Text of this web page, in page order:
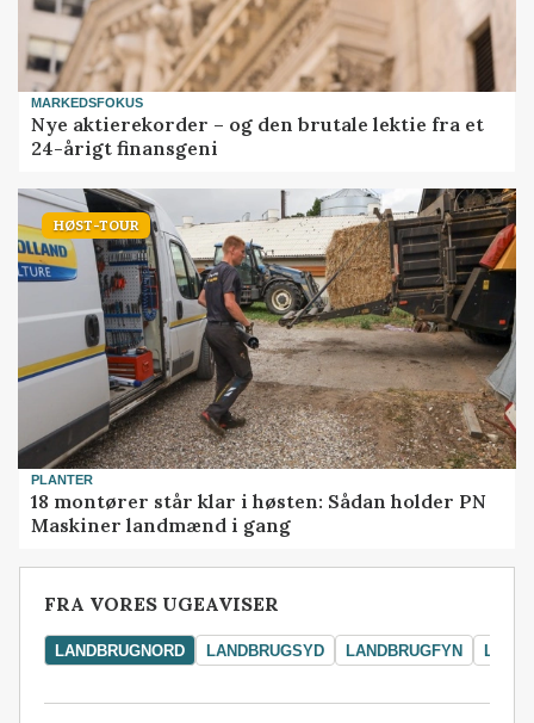
MARKEDSFOKUS
Nye aktierekorder – og den brutale lektie fra et
24-årigt finansgeni
HØST-TOUR
PLANTER
18 montører står klar i høsten: Sådan holder PN
Maskiner landmænd i gang
FRA VORES UGEAVISER
LANDBRUGNORD LANDBRUGSYD LANDBRUGFYN